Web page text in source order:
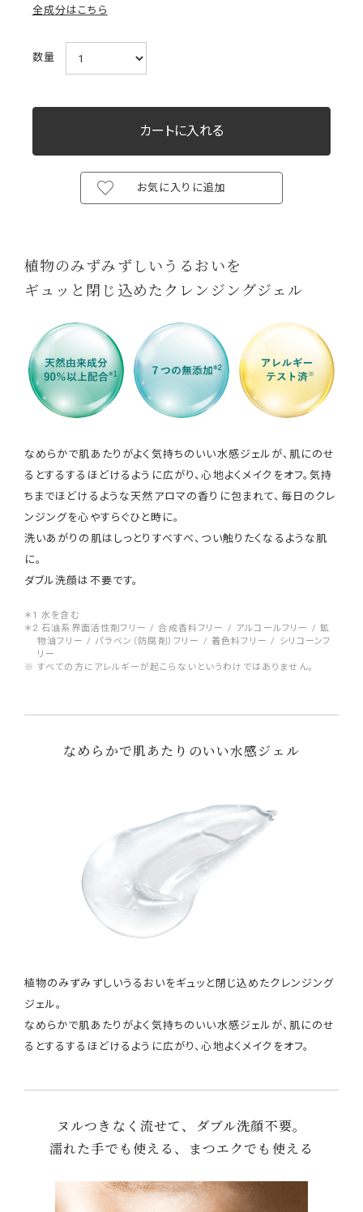
全成分はこちら
数量
お気に入りに追加
植物のみずみずしいうるおいを
ギュッと閉じ込めたクレンジングジェル
なめらかで肌あたりがよく気持ちのいい水感ジェルが、肌にのせ
るとするするほどけるように広がり、心地よくメイクをオフ。気持
ちまでほどけるような天然アロマの香りに包まれて、毎日のクレ
ンジングを心やすらぐひと時に。
洗いあがりの肌はしっとりすべすべ、つい触りたくなるような肌
に。
ダブル洗顔は不要です。
＊1 水を含む
＊2 石油系界面活性剤フリー / 合成香料フリー / アルコールフリー / 鉱
物油フリー / パラベン（防腐剤）フリー / 着色料フリー / シリコーンフ
リー
※ すべての方にアレルギーが起こらないというわけではありません。
なめらかで肌あたりのいい水感ジェル
植物のみずみずしいうるおいをギュッと閉じ込めたクレンジング
ジェル。
なめらかで肌あたりがよく気持ちのいい水感ジェルが、肌にのせ
るとするするほどけるように広がり、心地よくメイクをオフ。
ヌルつきなく流せて、ダブル洗顔不要。
濡れた手でも使える、まつエクでも使える